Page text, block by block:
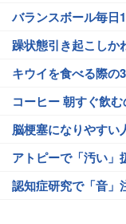
バランスボール毎日
躁状態引き起こしか
キウイを食べる際の
コーヒー 朝すぐ飲
脳梗塞になりやすい
アトピーで「汚い」
認知症研究で「音」